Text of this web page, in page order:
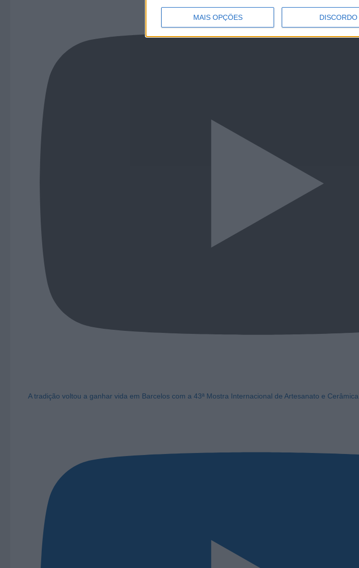
MAIS OPÇÕES DISCORDO
A tradição voltou a ganhar vida em Barcelos com a 43ª Mostra Internacional de Artesanato e Cerâmica